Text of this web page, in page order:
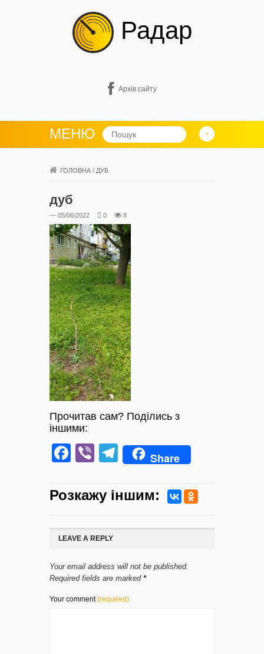
Радар
Архів сайту
МЕНЮ
ГОЛОВНА / ДУБ
дуб
— 05/06/2022 0 8
Прочитав сам? Поділись з
іншими:
Facebook
ViberTelegram
Share
Розкажу iншим:
LEAVE A REPLY
Your email address will not be published.
Required fields are marked *
Your comment(required):